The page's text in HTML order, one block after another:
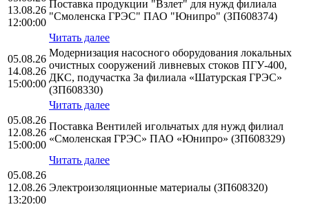
13.08.26
12:00:00
Поставка продукции "Взлет" для нужд филиала
"Смоленска ГРЭС" ПАО "Юнипро" (ЗП608374)
Читать далее
05.08.26
14.08.26
15:00:00
Модернизация насосного оборудования локальных
очистных сооружений ливневых стоков ПГУ-400,
ДКС, подучастка 3а филиала «Шатурская ГРЭС»
(ЗП608330)
Читать далее
05.08.26
12.08.26
15:00:00
Поставка Вентилей игольчатых для нужд филиал
«Смоленская ГРЭС» ПАО «Юнипро» (ЗП608329)
Читать далее
05.08.26
12.08.26
13:20:00
Электроизоляционные материалы (ЗП608320)